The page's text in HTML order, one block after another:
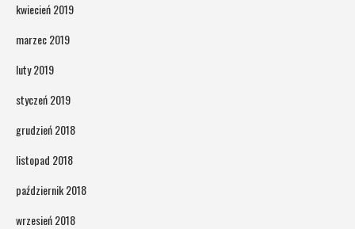
kwiecień 2019
marzec 2019
luty 2019
styczeń 2019
grudzień 2018
listopad 2018
październik 2018
wrzesień 2018